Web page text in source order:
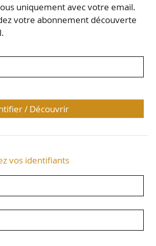
uniquement avec votre email.
votre abonnement découverte
/ Découvrir
vos identifiants